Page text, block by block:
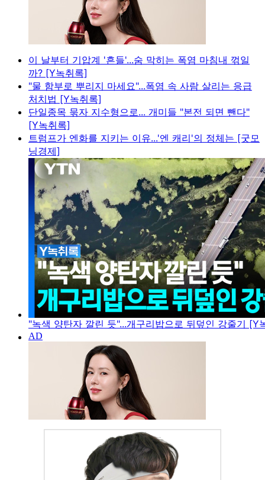
이 날부터 기압계 '흔들'...숨 막히는 폭염 마침내 꺾일
까? [Y녹취록]
"물 함부로 뿌리지 마세요"...폭염 속 사람 살리는 응급
처치법 [Y녹취록]
단일종목 묶자 지수형으로... 개미들 "본전 되면 뺀다"
[Y녹취록]
트럼프가 엔화를 지키는 이유...'엔 캐리'의 정체는 [굿모
닝경제]
"녹색 양탄자 깔린 듯"...개구리밥으로 뒤덮인 강줄기 [Y